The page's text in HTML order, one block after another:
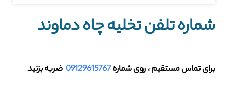
شماره تلفن تخلیه چاه دماوند
برای تماس مستقیم ، روی شماره09129615767 ضربه بزنید